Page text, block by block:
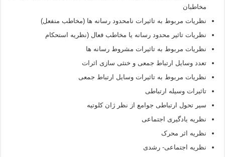
مخاطبان
نظریات مربوط به تاثیرات نامحدود رسانه ها (مخاطب منفعل)
نظریات تاثیر محدود رسانه یا مخاطب فعال (نظریه استحکام
نظریات مربوط به تاثیرات مشروط رسانه ها
تعدد وسایل ارتباط جمعی و خنثی سازی اثرات
نظریات مربوط به تاثیرات وسایل ارتباط جمعی
تاثیرات وسیله ارتباطی
سیر تحول ارتباطی جوامع از نظر ژان کلوتیه
نظریه یادگیری اجتماعی
نظریه اثر محرک
نظریه اجتماعی- رشدی